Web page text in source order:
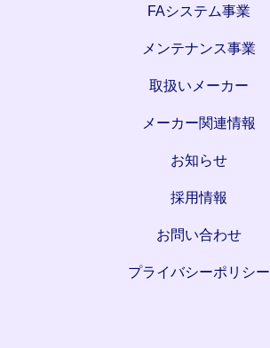
FAシステム事業
メンテナンス事業
取扱いメーカー
メーカー関連情報
お知らせ
採用情報
お問い合わせ
プライバシーポリシー